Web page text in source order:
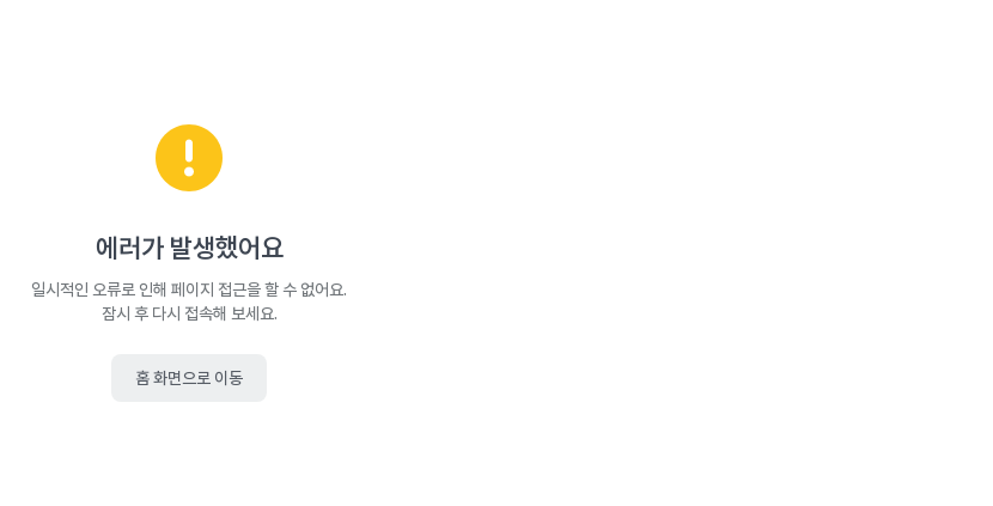
에러가 발생했어요
일시적인 오류로 인해 페이지 접근을 할 수 없어요.
잠시 후 다시 접속해 보세요.
홈 화면으로 이동